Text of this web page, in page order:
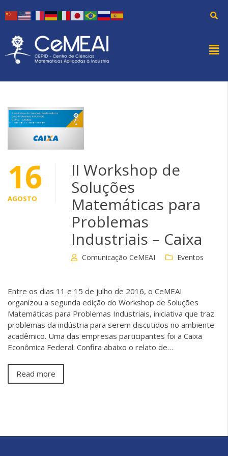
16
AGOSTO
II Workshop de
Soluções
Matemáticas para
Problemas
Industriais – Caixa
Comunicação CeMEAI Eventos
Entre os dias 11 e 15 de julho de 2016, o CeMEAI
organizou a segunda edição do Workshop de Soluções
Matemáticas para Problemas Industriais, iniciativa que traz
problemas da indústria para serem discutidos no ambiente
acadêmico. Uma das empresas participantes foi a Caixa
Econômica Federal. Confira abaixo o relato de…
Read more